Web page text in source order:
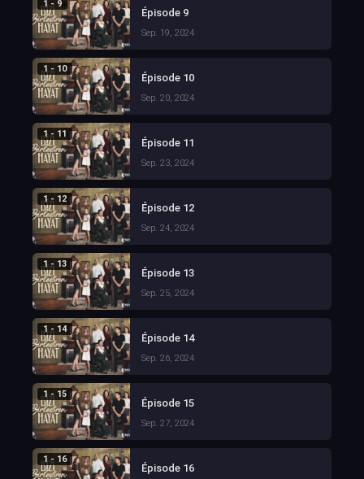
1 - 9
Épisode 9
Sep. 19, 2024
1 - 10
Épisode 10
Sep. 20, 2024
1 - 11
Épisode 11
Sep. 23, 2024
1 - 12
Épisode 12
Sep. 24, 2024
1 - 13
Épisode 13
Sep. 25, 2024
1 - 14
Épisode 14
Sep. 26, 2024
1 - 15
Épisode 15
Sep. 27, 2024
1 - 16
Épisode 16